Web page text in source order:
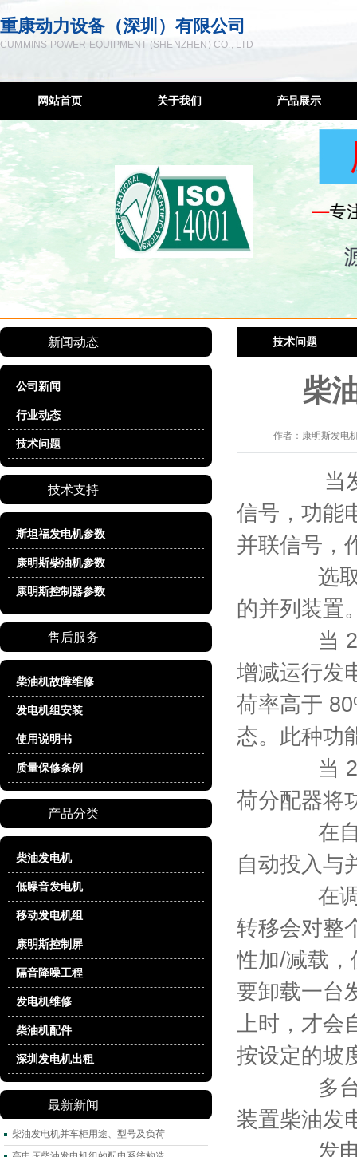
重康动力设备（深圳）有限公司
CUMMINS POWER EQUIPMENT (SHENZHEN) CO., LTD
网站首页 关于我们
联系方式
服务宗旨
售后网络
产品展示
柴油发电机
低噪音发电机
移动发电机组
康明斯控制屏
隔音降噪工程
柴油机配件
深圳发电机出租
新闻动态
公司新闻
行业动态
技术问题
技术支持
斯坦福发电机参数
康明斯柴油机参数
康明斯控制器参数
售后服务
柴油机故障维修
发电机组安装
使用说明书
质量保修条例
产品分类
柴油发电机
低噪音发电机
移动发电机组
康明斯控制屏
隔音降噪工程
发电机维修
柴油机配件
深圳发电机出租
最新新闻
柴油发电机并车柜用途、型号及负荷
技术问题
柴
作者： 康明斯发电
当发电机
信号，功能
并联信号，
选取专用
的并列装置
当 2 台及
增减运行发
荷率高于
态。此种功
当 2 台及
荷分配器将
在自动并
自动投入与
在调峰用
转移会对整
性加/减载
要卸载一台
上时，才会
按设定的坡
多台柴油
装置柴油发
发电机组